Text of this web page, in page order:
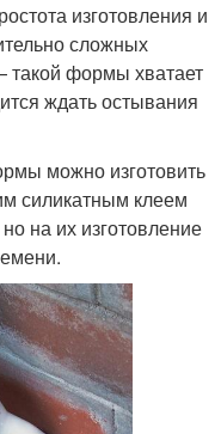
изготовления и
сложных
такой формы хватает
ждать остывания
можно изготовить
силикатным клеем
на их изготовление